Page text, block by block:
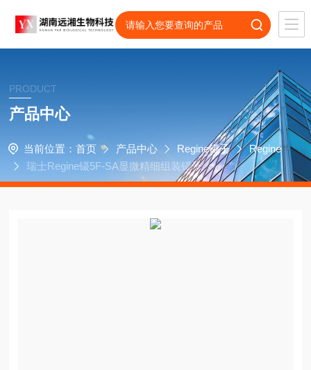
PRODUCT
产品中心
当前位置： 首页 产品中心 Regine镊子
Regine
瑞士Regine镊5F-SA显微精细组装镊子